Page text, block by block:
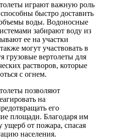
играют важную роль
быстро доставить
воды. Водоносные
забирают воду из
ее на участки
могут участвовать в
грузовые вертолеты для
растворов, которые
с огнем.
позволяют
на
его
площади. Благодаря им
ущерб от пожара, спасая
населения.